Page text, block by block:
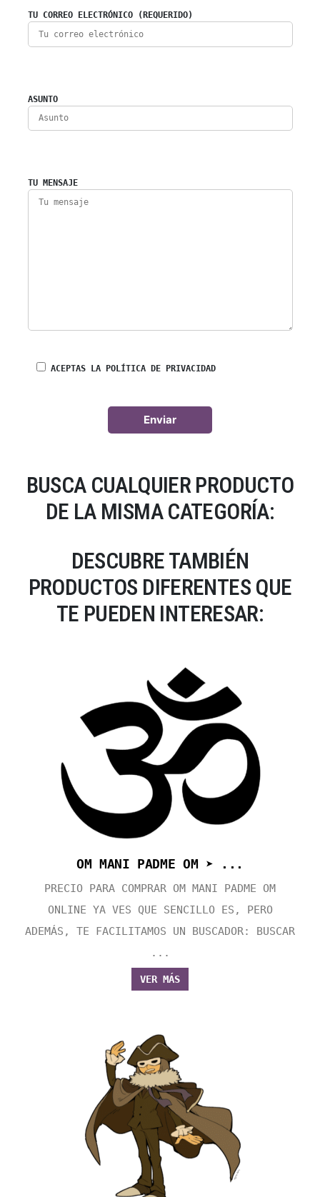
TU CORREO ELECTRÓNICO (REQUERIDO)
ASUNTO
TU MENSAJE
ACEPTAS LA POLÍTICA DE PRIVACIDAD
BUSCA CUALQUIER PRODUCTO
DE LA MISMA CATEGORÍA:
DESCUBRE TAMBIÉN
PRODUCTOS DIFERENTES QUE
TE PUEDEN INTERESAR:
OM MANI PADME OM ➤ ...
PRECIO PARA COMPRAR OM MANI PADME OM
ONLINE YA VES QUE SENCILLO ES, PERO
ADEMÁS, TE FACILITAMOS UN BUSCADOR: BUSCAR
...
VER MÁS